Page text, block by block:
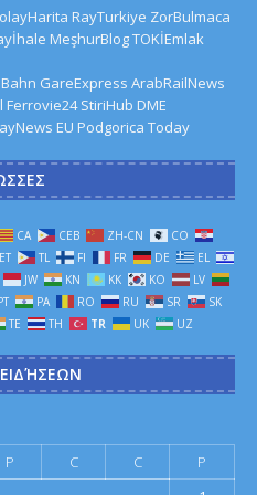
RayTurkiye ZorBulmaca
MeşhurBlogTOKİEmlak
GareExpress ArabRailNews
Ferrovie24 StiriHub DME
EU Podgorica Today
CA CEB ZH-CN
CO
ET TL FI FR DE
EL
JW KN KK KO
LV
PA RO RU SR
SK
TE TH TR UK UZ
P C C
P